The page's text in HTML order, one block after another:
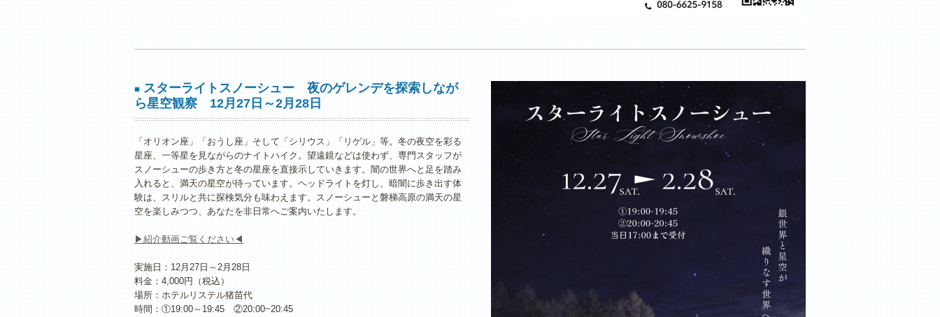
■ スターライトスノーシュー 夜のゲレンデを探索しなが
ら星空観察 12月27日～2月28日
「オリオン座」「おうし座」そして「シリウス」「リゲル」等。冬の夜空を彩る
星座、一等星を見ながらのナイトハイク。望遠鏡などは使わず、専門スタッフが
スノーシューの歩き方と冬の星座を直接示していきます。闇の世界へと足を踏み
入れると、満天の星空が待っています。ヘッドライトを灯し、暗闇に歩き出す体
験は、スリルと共に探検気分も味わえます。スノーシューと磐梯高原の満天の星
空を楽しみつつ、あなたを非日常へご案内いたします。
▶紹介動画ご覧ください◀
実施日：12月27日～2月28日
料金：4,000円（税込）
場所：ホテルリステル猪苗代
時間：①19:00～19:45 ②20:00~20:45